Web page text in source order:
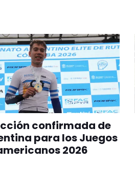
confirmada de
para los Juegos
2026